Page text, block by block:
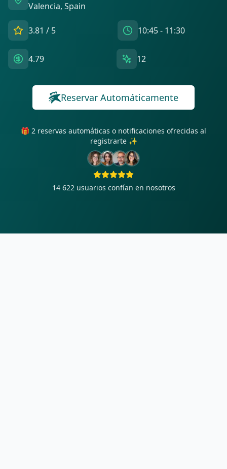
Valencia, Spain
3.81 / 5 10:45 - 11:30
4.79 12
Reservar Automáticamente
🎁 2 reservas automáticas o notificaciones ofrecidas al
registrarte ✨
14 622 usuarios confían en nosotros